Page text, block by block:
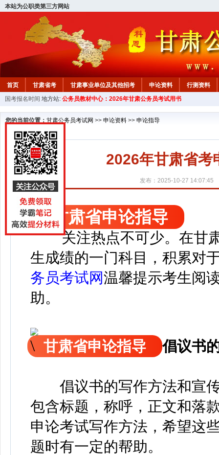
本站为公职类第三方网站
首页 甘肃省考 甘肃事业单位及其他招考 申论资料
行测资料
国考报名时间 地方站: 公务员教材中心：2026年甘肃公务员考试用书
您的当前位置： 甘肃公务员考试网 >> 申论资料 >> 申论指导
2026年甘肃省考
发布：2025-10-27 14:07:45
甘肃省申论指导
关注热点不可少。 在甘
生成绩的一门科目，积累对
务员考试网温馨提示考生阅
助。
甘肃省申论指导 倡议书
倡议书的写作方法和宣传
包含标题，称呼，正文和落
申论考试写作方法，希望这
题时有一定的帮助。